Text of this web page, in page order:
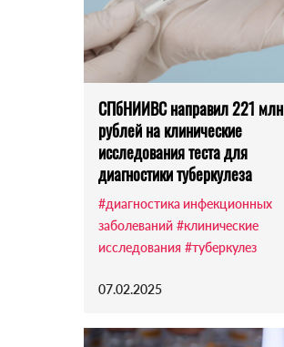
СПбНИИВС направил 221 млн
рублей на клинические
исследования теста для
диагностики туберкулеза
#диагностика инфекционных
заболеваний #клинические
исследования #туберкулез
07.02.2025